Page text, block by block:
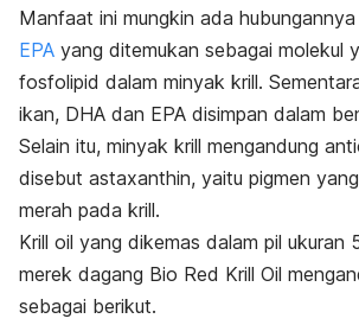
Manfaat ini mungkin ada
EPA yang ditemukan sebagai molekul
fosfolipid dalam minyak krill.
ikan, DHA dan EPA disimpan dalam
Selain itu, minyak krill mengandung
disebut astaxanthin, yaitu pigmen
merah pada krill.
Krill oil yang dikemas dalam pil ukuran
merek dagang Bio Red Krill Oil
sebagai berikut.